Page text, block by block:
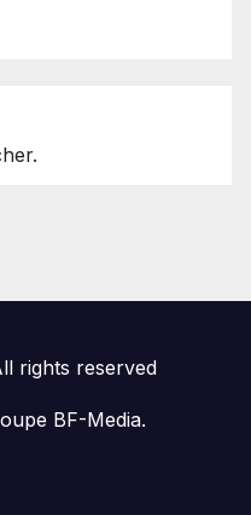
rights reserved
BF-Media.